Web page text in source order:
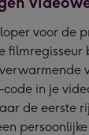
voor de
in je
de eerste